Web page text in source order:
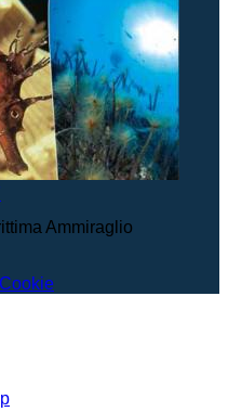
Ammiraglio